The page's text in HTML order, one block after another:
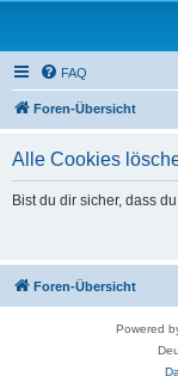
FAQ
Foren-Übersicht
Alle Cookies
Bist du dir sicher, dass
Foren-Übersicht
Powered